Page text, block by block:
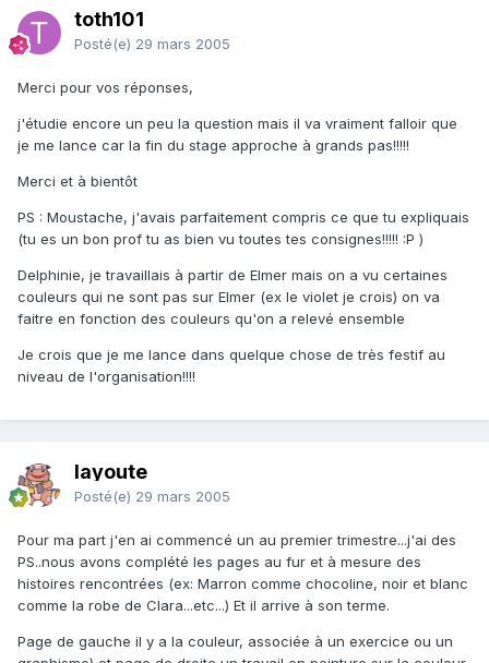
toth101
Posté(e) 29 mars 2005
Merci pour vos réponses,
j'étudie encore un peu la question mais il va vraiment falloir que
je me lance car la fin du stage approche à grands pas!!!!!
Merci et à bientôt
PS : Moustache, j'avais parfaitement compris ce que tu expliquais
(tu es un bon prof tu as bien vu toutes tes consignes!!!!! :P )
Delphinie, je travaillais à partir de Elmer mais on a vu certaines
couleurs qui ne sont pas sur Elmer (ex le violet je crois) on va
faitre en fonction des couleurs qu'on a relevé ensemble
Je crois que je me lance dans quelque chose de très festif au
niveau de l'organisation!!!!
layoute
Posté(e) 29 mars 2005
Pour ma part j'en ai commencé un au premier trimestre...j'ai des
PS..nous avons complété les pages au fur et à mesure des
histoires rencontrées (ex: Marron comme chocoline, noir et blanc
comme la robe de Clara...etc...) Et il arrive à son terme.
Page de gauche il y a la couleur, associée à un exercice ou un